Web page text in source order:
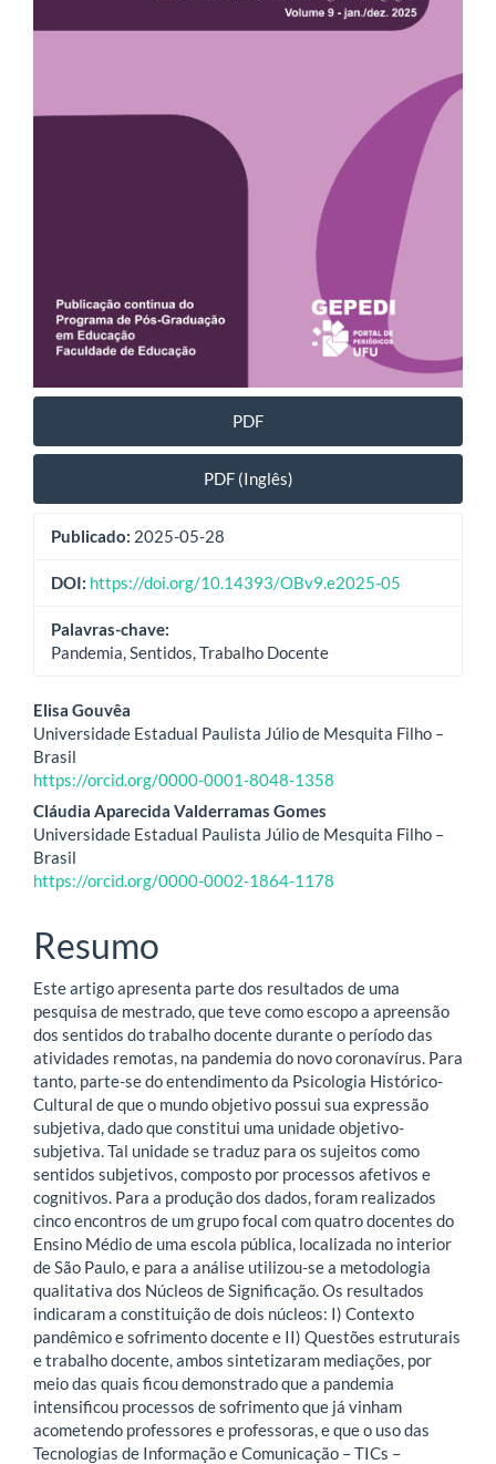
PDF
PDF (Inglês)
Publicado: 2025-05-28
DOI: https://doi.org/10.14393/OBv9.e2025-05
Palavras-chave:
Pandemia, Sentidos, Trabalho Docente
Conteúdo
do
artigo
principal
Elisa Gouvêa
Universidade Estadual Paulista Júlio de Mesquita Filho –
Brasil
https://orcid.org/0000-0001-8048-1358
Cláudia Aparecida Valderramas Gomes
Universidade Estadual Paulista Júlio de Mesquita Filho –
Brasil
https://orcid.org/0000-0002-1864-1178
Resumo
Este artigo apresenta parte dos resultados de uma
pesquisa de mestrado, que teve como escopo a apreensão
dos sentidos do trabalho docente durante o período das
atividades remotas, na pandemia do novo coronavírus. Para
tanto, parte-se do entendimento da Psicologia Histórico-
Cultural de que o mundo objetivo possui sua expressão
subjetiva, dado que constitui uma unidade objetivo-
subjetiva. Tal unidade se traduz para os sujeitos como
sentidos subjetivos, composto por processos afetivos e
cognitivos. Para a produção dos dados, foram realizados
cinco encontros de um grupo focal com quatro docentes do
Ensino Médio de uma escola pública, localizada no interior
de São Paulo, e para a análise utilizou-se a metodologia
qualitativa dos Núcleos de Significação. Os resultados
indicaram a constituição de dois núcleos: I) Contexto
pandêmico e sofrimento docente e II) Questões estruturais
e trabalho docente, ambos sintetizaram mediações, por
meio das quais ficou demonstrado que a pandemia
intensificou processos de sofrimento que já vinham
acometendo professores e professoras, e que o uso das
Tecnologias de Informação e Comunicação – TICs –